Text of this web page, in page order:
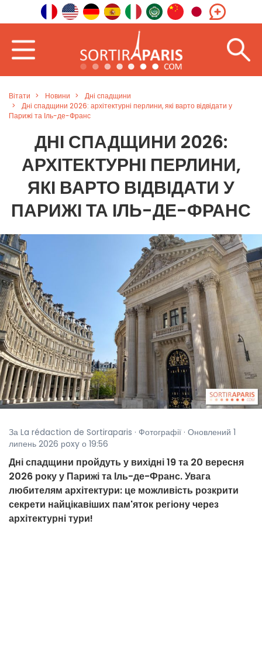
Вітати Новини
Дні спадщини
Дні спадщини 2026: архітектурні перлини, які варто відвідати у
Парижі та Іль-де-Франс
ДНІ СПАДЩИНИ 2026:
АРХІТЕКТУРНІ ПЕРЛИНИ,
ЯКІ ВАРТО ВІДВІДАТИ У
ПАРИЖІ ТА ІЛЬ-ДЕ-ФРАНС
За La rédaction de Sortiraparis · Фотографії · Оновлений 1
липень 2026 рoxy о 19:56
Дні спадщини пройдуть у вихідні 19 та 20 вересня
2026 року у Парижі та Іль-де-Франс. Увага
любителям архітектури: це можливість розкрити
секрети найцікавіших пам'яток регіону через
архітектурні тури!